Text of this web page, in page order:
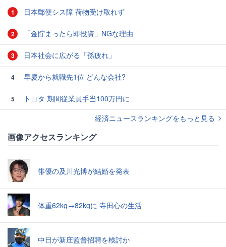
1 日本郵便シス障 荷物受け取れず
2 「金貯まったら即投資」NGな理由
3 日本社会に広がる「孫疲れ」
4 早慶から就職先1位 どんな会社?
5
トヨタ 期間従業員手当100万円に
経済ニュースランキングをもっと見る
画像アクセスランキング
俳優の及川光博が結婚を発表
体重62kg→82kgに 寺田心の生活
中日が新庄監督招聘を検討か